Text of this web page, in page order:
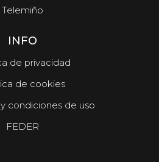
Telemiño
INFO
de privacidad
de cookies
condiciones de uso
FEDER